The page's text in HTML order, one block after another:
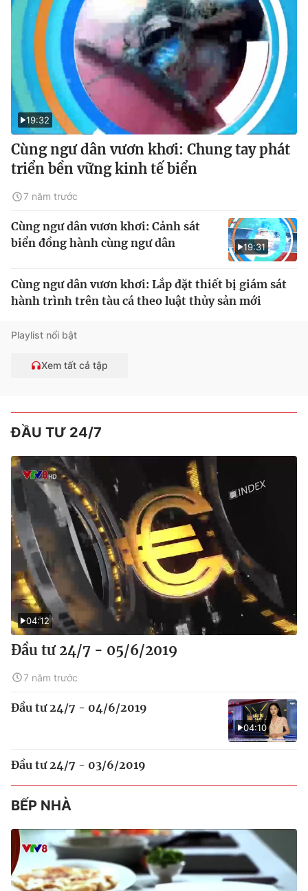
19:32
Cùng ngư dân vươn khơi: Chung tay phát
triển bền vững kinh tế biển
7 năm trước
19:31
Cùng ngư dân vươn khơi: Cảnh sát
biển đồng hành cùng ngư dân
Cùng ngư dân vươn khơi: Lắp đặt thiết bị giám sát
hành trình trên tàu cá theo luật thủy sản mới
Playlist nổi bật
Xem tất cả tập
ĐẦU TƯ 24/7
04:12
Đầu tư 24/7 - 05/6/2019
7 năm trước
04:10
Đầu tư 24/7 - 04/6/2019
Đầu tư 24/7 - 03/6/2019
BẾP NHÀ